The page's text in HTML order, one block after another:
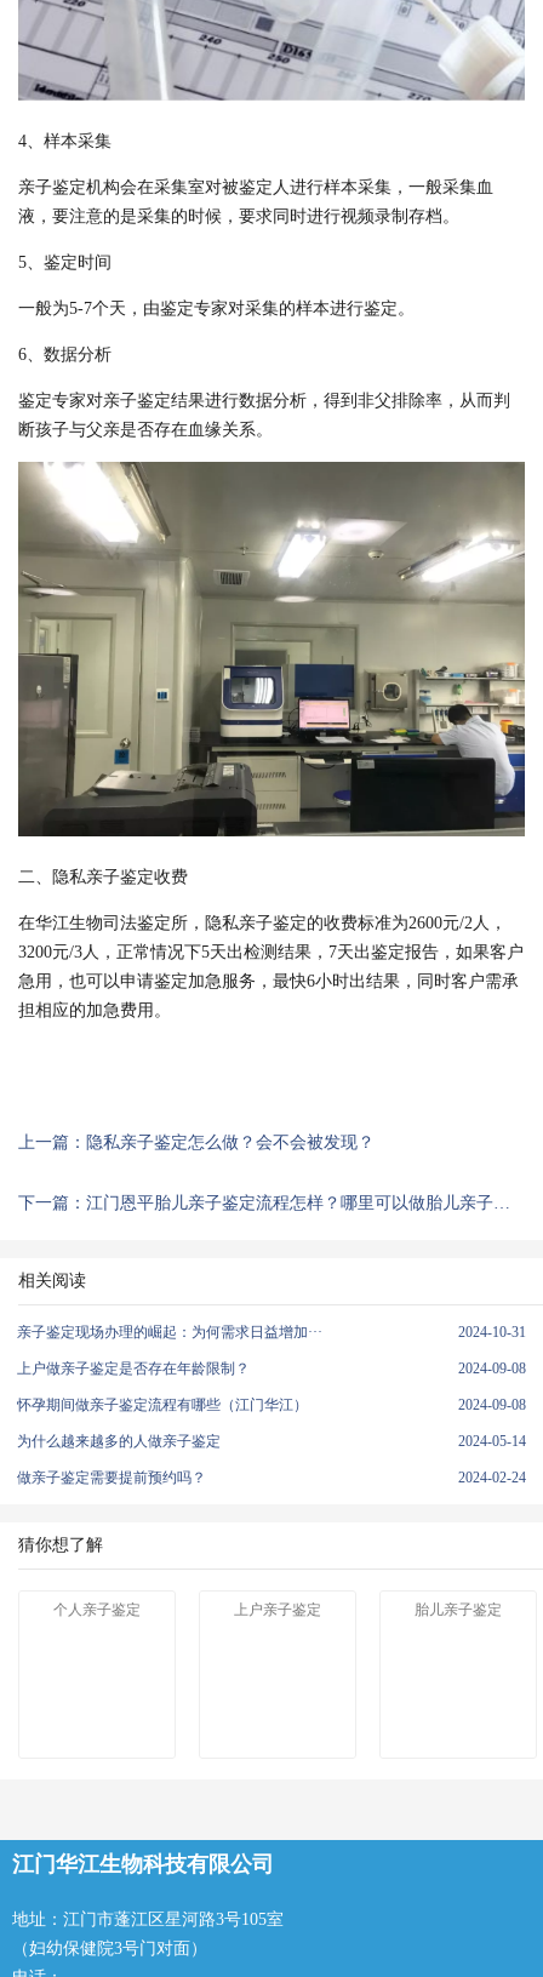
4、样本采集
亲子鉴定机构会在采集室对被鉴定人进行样本采集，一般采集血
液，要注意的是采集的时候，要求同时进行视频录制存档。
5、鉴定时间
一般为5-7个天，由鉴定专家对采集的样本进行鉴定。
6、数据分析
鉴定专家对亲子鉴定结果进行数据分析，得到非父排除率，从而判
断孩子与父亲是否存在血缘关系。
二、隐私亲子鉴定收费
在华江生物司法鉴定所，隐私亲子鉴定的收费标准为2600元/2人，
3200元/3人，正常情况下5天出检测结果，7天出鉴定报告，如果客户
急用，也可以申请鉴定加急服务，最快6小时出结果，同时客户需承
担相应的加急费用。
上一篇：隐私亲子鉴定怎么做？会不会被发现？
相关阅读
亲子鉴定现场办理的崛起：为何需求日益增加··· 2024-10-31
上户做亲子鉴定是否存在年龄限制？ 2024-09-08
怀孕期间做亲子鉴定流程有哪些（江门华江） 2024-09-08
为什么越来越多的人做亲子鉴定 2024-05-14
做亲子鉴定需要提前预约吗？ 2024-02-24
猜你想了解
个人亲子鉴定 上户亲子鉴定 胎儿亲子鉴定
江门华江生物科技有限公司
地址：江门市蓬江区星河路3号105室
（妇幼保健院3号门对面）